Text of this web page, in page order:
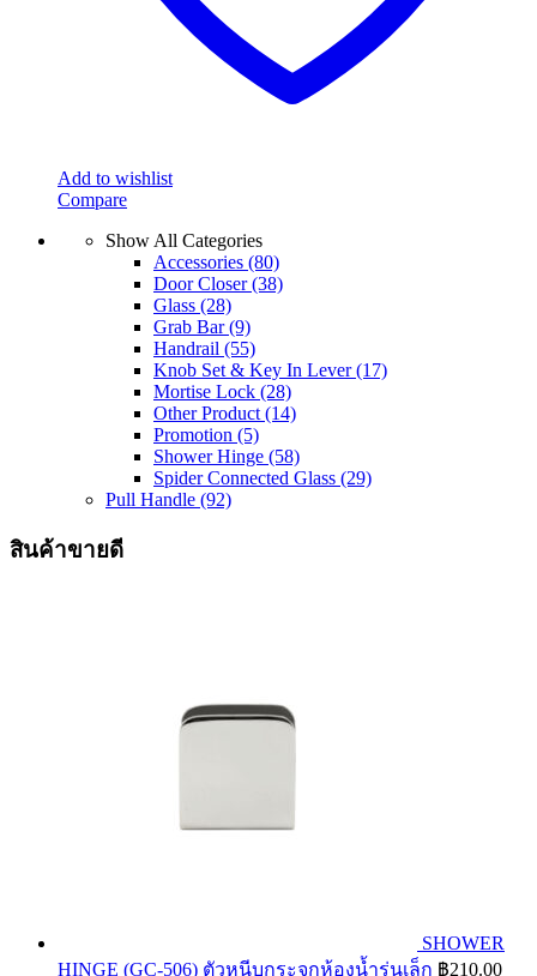
Add to wishlist
Compare
Show All Categories
Accessories (80)
Door Closer(38)
Glass (28)
Grab Bar(9)
Handrail (55)
Knob Set & Key In Lever(17)
Mortise Lock (28)
Other Product (14)
Promotion (5)
Shower Hinge (58)
Spider Connected Glass (29)
Pull Handle (92)
สินค้าขายดี
SHOWER
HINGE (GC-506) ตัวหนีบกระจกห้องน้ำรุ่นเล็ก ฿210.00